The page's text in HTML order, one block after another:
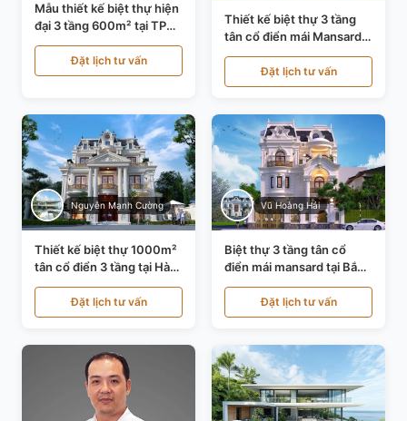
Mẫu thiết kế biệt thự hiện
đại 3 tầng 600m² tại TP
Hồ Chí Minh KT24602
Đặt lịch tư vấn
Thiết kế biệt thự 3 tầng
tân cổ điển mái Mansard
tại Thanh Hóa KT23104
Đặt lịch tư vấn
Nguyễn Mạnh Cường
Thiết kế biệt thự 1000m²
tân cổ điển 3 tầng tại Hà
Nội KT21010
Đặt lịch tư vấn
Vũ Hoàng Hải
Biệt thự 3 tầng tân cổ
điển mái mansard tại Bắc
Ninh KT21198
Đặt lịch tư vấn